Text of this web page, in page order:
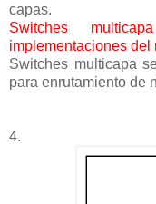
capas.
Switches
implementaciones del
Switches multicapa
para enrutamiento de
4.